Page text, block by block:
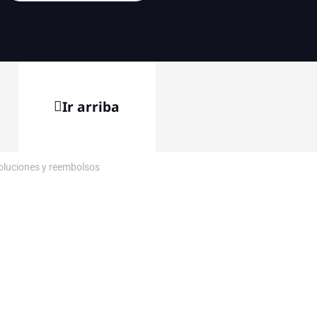
Ir arriba
y reembolsos